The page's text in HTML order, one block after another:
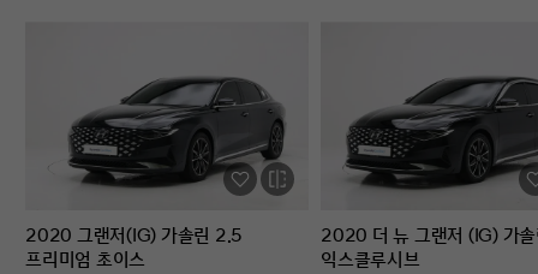
2020 그랜저(IG) 가솔린 2.5
프리미엄 초이스
2020 더 뉴 그랜저 (IG) 가
익스클루시브